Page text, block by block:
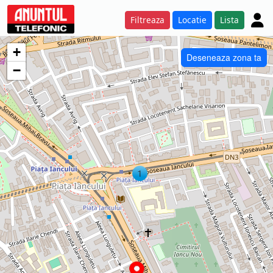
Filtreaza Locatie Lista
+
−
Deseneaza zona ta